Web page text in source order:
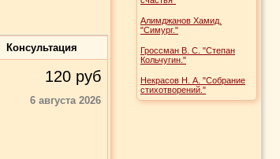
Консультация
120 руб
6 августа 2026
Алимджанов Хамид.
"Симург."
Гроссман В. С. "Степан
Кольчугин."
Некрасов Н. А. "Собрание
стихотворений."